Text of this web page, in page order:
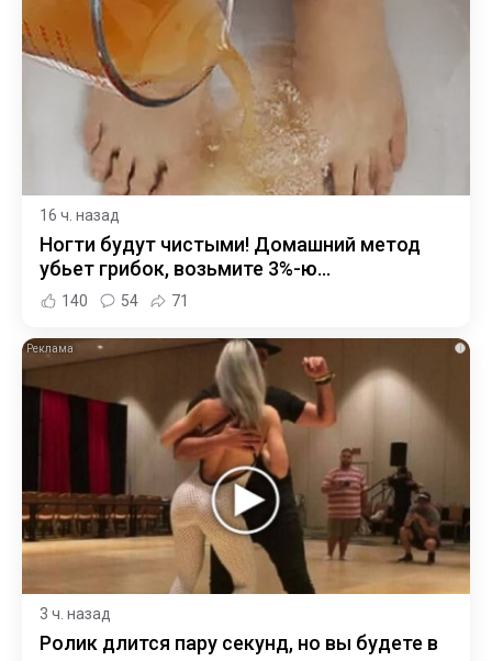
16 ч. назад
Ногти будут чистыми! Домашний метод
убьет грибок, возьмите 3%-ю…
140 54 71
i
3 ч. назад
Ролик длится пару секунд, но вы будете в